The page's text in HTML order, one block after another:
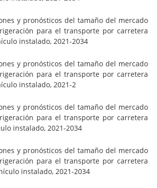
y pronósticos del tamaño del mercado
para el transporte por carretera
instalado, 2021-2034
y pronósticos del tamaño del mercado
para el transporte por carretera
instalado, 2021-2
y pronósticos del tamaño del mercado
para el transporte por carretera
instalado, 2021-2034
y pronósticos del tamaño del mercado
para el transporte por carretera
instalado, 2021-2034